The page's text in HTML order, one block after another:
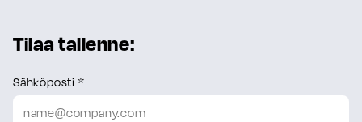
Tilaa tallenne:
Sähköposti *